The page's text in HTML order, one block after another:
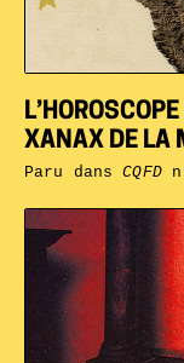
XANAX DE LA
Paru dansCQFD